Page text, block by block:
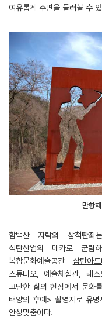
여유롭게 주변을 둘러볼 수
만항
함백산 자락의 삼척탄좌
석탄산업의 메카로 군
복합문화예술공간 삼탄아
스튜디오, 예술체험관, 레
고단한 삶의 현장에서 문화
태양의 후예> 촬영지로 유
안성맞춤이다.